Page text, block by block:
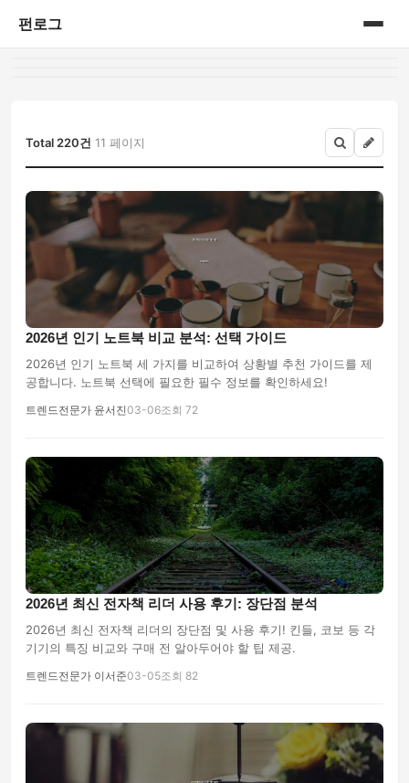
펀로그
Total 220건 11 페이지
2026년 인기 노트북 비교 분석: 선택 가이드
2026년 인기 노트북 세 가지를 비교하여 상황별 추천 가이드를 제
공합니다. 노트북 선택에 필요한 필수 정보를 확인하세요!
트렌드전문가 윤서진03-06조회 72
2026년 최신 전자책 리더 사용 후기: 장단점 분석
2026년 최신 전자책 리더의 장단점 및 사용 후기! 킨들, 코보 등 각
기기의 특징 비교와 구매 전 알아두어야 할 팁 제공.
트렌드전문가 이서준03-05조회 82